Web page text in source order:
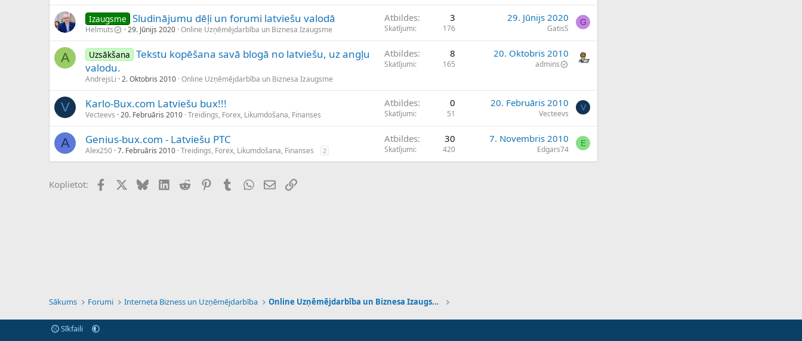
Izaugsme Sludinājumu dēļi un forumi latviešu valodā
Helmuts 29. Jūnijs 2020 Online Uzņēmējdarbība un Biznesa Izaugsme
Atbildes 3
Skatījumi 176
29. Jūnijs 2020
GatisS
G
A Uzsākšana Tekstu kopēšana savā blogā no latviešu, uz angļu
valodu.
AndrejsLi 2. Oktobris 2010 Online Uzņēmējdarbība un Biznesa Izaugsme
Atbildes 8
Skatījumi 165
20. Oktobris 2010
admins
V Karlo-Bux.com Latviešu bux!!!
Vecteevs 20. Februāris 2010 Treidings, Forex, Likumdošana, Finanses
Atbildes 0
Skatījumi 51
20. Februāris 2010
Vecteevs
V
A Genius-bux.com - Latviešu PTC
Alex250 7. Februāris 2010 Treidings, Forex, Likumdošana, Finanses 2
Atbildes 30
Skatījumi 420
7. Novembris 2010
Edgars74
E
Koplietot: FacebookX (Twitter)
BlueskyLinkedIn
Reddit PinterestTumblrWhatsApp
E-pastsSaiti
Sākums Forumi Interneta Bizness un Uzņēmējdarbība Online Uzņēmējdarbība un Biznesa Izaugsme
Sīkfaili